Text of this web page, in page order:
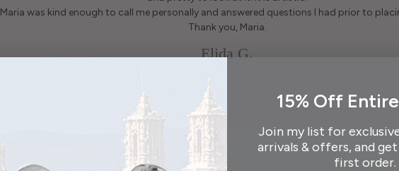
Maria was kind enough to call me personally and answered questions I had prior to
Thank you, Maria.
Elida G.
15% Off
Join my list for
arrivals & offers, and
first order.